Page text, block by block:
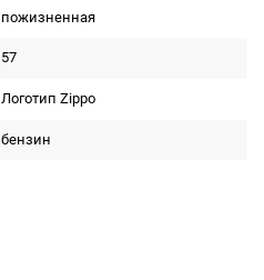
пожизненная
57
Логотип Zippo
бензин